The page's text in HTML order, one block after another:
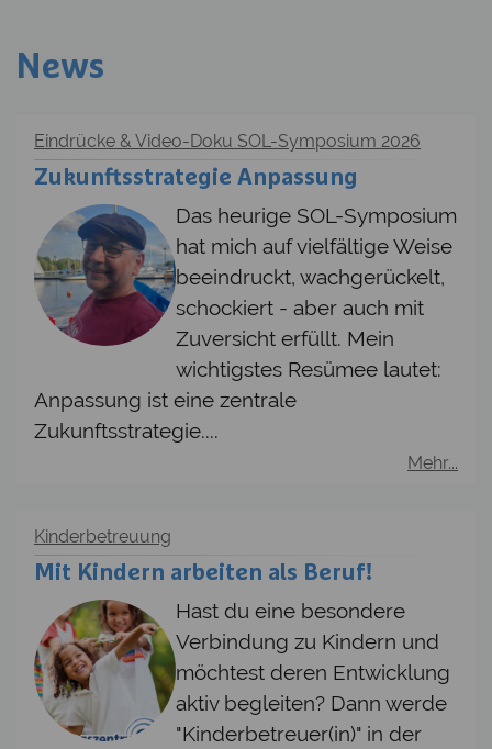
News
Eindrücke & Video-Doku SOL-Symposium 2026
Zukunftsstrategie Anpassung
Das heurige SOL-Symposium
hat mich auf vielfältige Weise
beeindruckt, wachgerückelt,
schockiert - aber auch mit
Zuversicht erfüllt. Mein
wichtigstes Resümee lautet:
Anpassung ist eine zentrale
Zukunftsstrategie....
Mehr...
Kinderbetreuung
Mit Kindern arbeiten als Beruf!
Hast du eine besondere
Verbindung zu Kindern und
möchtest deren Entwicklung
aktiv begleiten? Dann werde
"Kinderbetreuer(in)" in der